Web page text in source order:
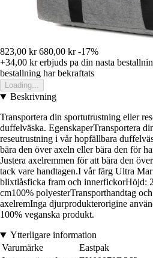
823,00 kr 680,00 kr -17%
+34,00 krerbjuds pa din nasta
bestallning har bekraftats
Loading...
Beskrivning
Transportera din sportutrustning eller
duffelväska. EgenskaperTransportera
reseutrustning i vår hopfällbara
bära den över axeln eller bära den för
Justera axelremmen för att bära den
tack vare handtagen.I vår färg Ultra
blixtlåsficka fram och innerfickorHöjd:
cm100% polyesterTransporthandtag
axelremInga djurprodukterorigine
100% veganska produkt.
Ytterligare information
Varumärke
Eastpak